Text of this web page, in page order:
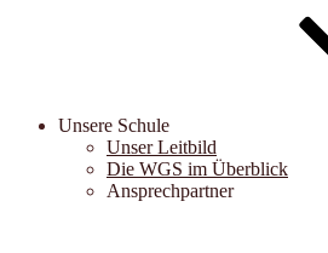
Unsere Schule
Unser Leitbild
Die WGS im Überblick
Ansprechpartner